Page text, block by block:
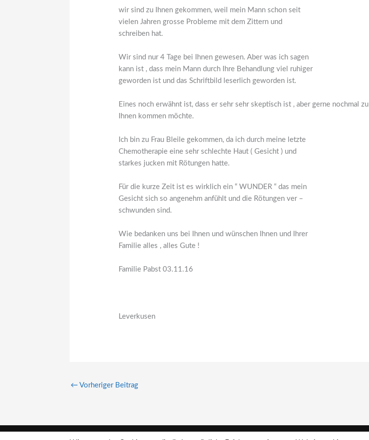
wir sind zu Ihnen gekommen, weil mein Mann schon seit
vielen Jahren grosse Probleme mit dem Zittern und
schreiben hat.
Wir sind nur 4 Tage bei Ihnen gewesen. Aber was ich sagen
kann ist , dass mein Mann durch Ihre Behandlung viel ruhiger
geworden ist und das Schriftbild leserlich geworden ist.
Eines noch erwähnt ist, dass er sehr sehr skeptisch ist , aber gerne nochmal zu
Ihnen kommen möchte.
Ich bin zu Frau Bleile gekommen, da ich durch meine letzte
Chemotherapie eine sehr schlechte Haut ( Gesicht ) und
starkes jucken mit Rötungen hatte.
Für die kurze Zeit ist es wirklich ein “ WUNDER “ das mein
Gesicht sich so angenehm anfühlt und die Rötungen ver –
schwunden sind.
Wie bedanken uns bei Ihnen und wünschen Ihnen und Ihrer
Familie alles , alles Gute !
Familie Pabst 03.11.16
Leverkusen
← Vorheriger Beitrag